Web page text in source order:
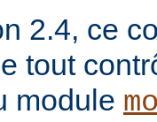
2.4, ce
tout
module